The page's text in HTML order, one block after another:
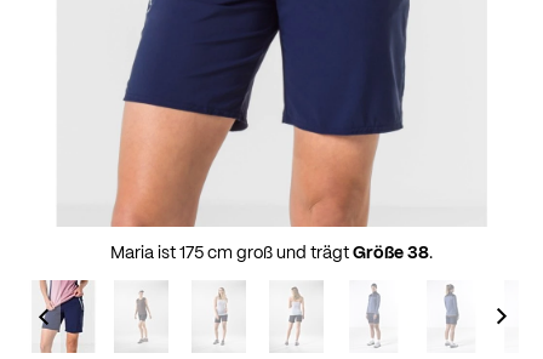
Maria ist 175 cm groß und trägtGröße 38.